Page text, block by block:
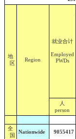
地
区
Region
就业合计
Employed
PWDs
人
person
全
国
Nationwide 9055417